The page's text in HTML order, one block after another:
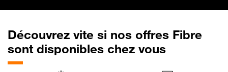
Découvrez vite si nos offres Fibre
sont disponibles chez vous